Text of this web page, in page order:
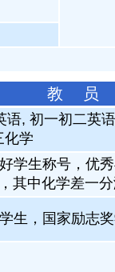
教 员
语, 初一初二英
化学
学生称号，优
其中化学差一
生，国家励志